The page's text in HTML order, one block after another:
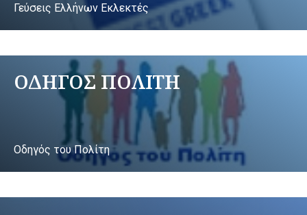
Γεύσεις Ελλήνων Εκλεκτές
ΟΔΗΓΟΣ ΠΟΛΙΤΗ
Οδηγός του Πολίτη